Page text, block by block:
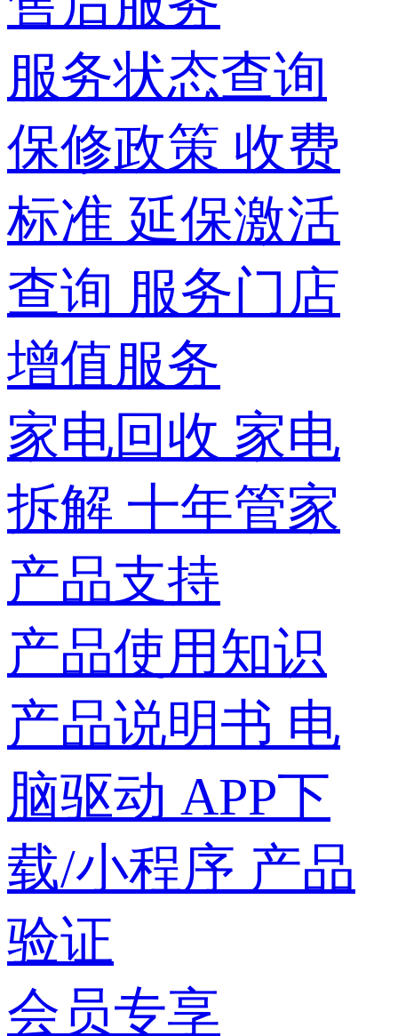
服务状态查询
保修政策 收费
标准 延保激活
查询 服务门店
增值服务
家电回收 家电
拆解 十年管家
产品支持
产品使用知识
产品说明书 电
脑驱动 APP下
载/小程序 产品
验证
会员专享